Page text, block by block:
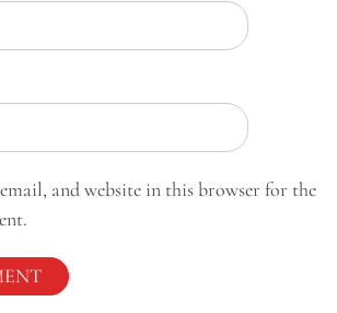
and website in this browser for the